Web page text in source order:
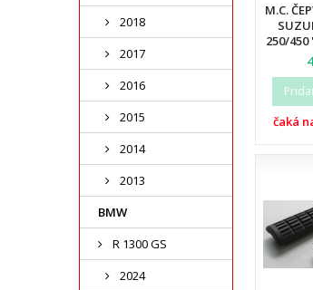
2018
2017
2016
2015
2014
2013
BMW
R 1300 GS
2024
M.C.
250/450
čaká